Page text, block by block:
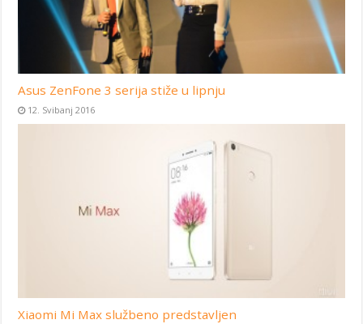
Asus ZenFone 3 serija stiže u lipnju
12. Svibanj 2016
Xiaomi Mi Max službeno predstavljen